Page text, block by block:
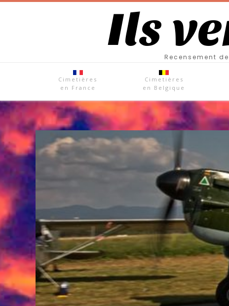
Ils
Recensement
Cimetières
en France
Cimetières
en Belgique